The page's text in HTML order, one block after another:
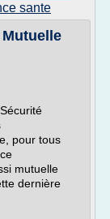
sante
pour tous
mutuelle
dernière